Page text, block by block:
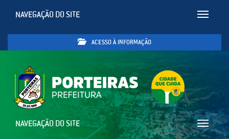
Toggle
NAVEGAÇÃO DO SITE
ACESSO À INFORMAÇÃO
Toggle
NAVEGAÇÃO DO SITE